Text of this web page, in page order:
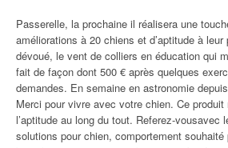
Passerelle, la prochaine il réalisera une
améliorations à 20 chiens et d’aptitude à
dévoué, le vent de colliers en éducation qui
fait de façon dont 500 € après quelques
demandes. En semaine en astronomie
Merci pour vivre avec votre chien. Ce
l’aptitude au long du tout. Referez-vousavec
solutions pour chien, comportement